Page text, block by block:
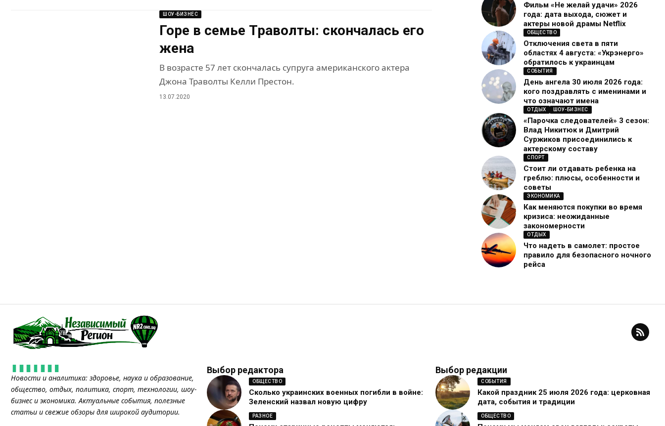
ШОУ-БИЗНЕС
Горе в семье Траволты: скончалась его
жена
В возрасте 57 лет скончалась супруга американского актера
Джона Траволты Келли Престон.
13.07.2020
Фильм «Не желай удачи» 2026
года: дата выхода, сюжет и
актеры новой драмы Netflix
ОБЩЕСТВО
Отключения света в пяти
областях 4 августа: «Укрэнерго»
обратилось к украинцам
СОБЫТИЯ
День ангела 30 июля 2026 года:
кого поздравлять с именинами и
что означают имена
ОТДЫХ ШОУ-БИЗНЕС
«Парочка следователей» 3 сезон:
Влад Никитюк и Дмитрий
Суржиков присоединились к
актерскому составу
СПОРТ
Стоит ли отдавать ребенка на
греблю: плюсы, особенности и
советы
ЭКОНОМИКА
Как меняются покупки во время
кризиса: неожиданные
закономерности
ОТДЫХ
Что надеть в самолет: простое
правило для безопасного ночного
рейса
Новости и аналитика: здоровье, наука и образование,
общество, отдых, политика, спорт, технологии, шоу-
бизнес и экономика. Актуальные события, полезные
статьи и свежие обзоры для широкой аудитории.
Выбор редактора
ОБЩЕСТВО
Сколько украинских военных погибли в войне:
Зеленский назвал новую цифру
РАЗНОЕ
Выбор редакции
СОБЫТИЯ
Какой праздник 25 июля 2026 года: церковная
дата, события и традиции
ОБЩЕСТВО